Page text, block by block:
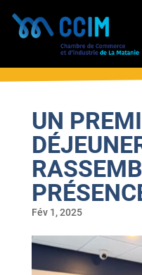
UN
Fév 1, 2025